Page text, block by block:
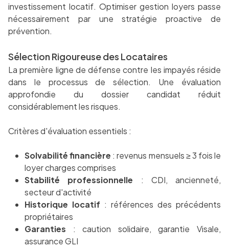
investissement locatif. Optimiser gestion loyers passe
nécessairement par une stratégie proactive de
prévention.
Sélection Rigoureuse des Locataires
La première ligne de défense contre les impayés réside
dans le processus de sélection. Une évaluation
approfondie du dossier candidat réduit
considérablement les risques.
Critères d'évaluation essentiels :
Solvabilité financière : revenus mensuels ≥ 3 fois le
loyer charges comprises
Stabilité professionnelle : CDI, ancienneté,
secteur d'activité
Historique locatif : références des précédents
propriétaires
Garanties : caution solidaire, garantie Visale,
assurance GLI